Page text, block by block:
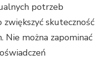
potrzeb
skuteczność
Nie można zapominać